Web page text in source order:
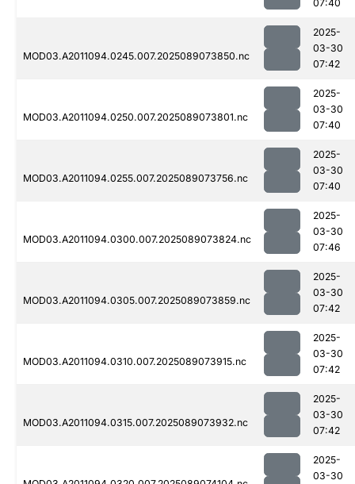
07:40
MOD03.A2011094.0245.007.2025089073850.nc
2025-
03-30
07:42
MOD03.A2011094.0250.007.2025089073801.nc
2025-
03-30
07:40
MOD03.A2011094.0255.007.2025089073756.nc
2025-
03-30
07:40
MOD03.A2011094.0300.007.2025089073824.nc
2025-
03-30
07:46
MOD03.A2011094.0305.007.2025089073859.nc
2025-
03-30
07:42
MOD03.A2011094.0310.007.2025089073915.nc
2025-
03-30
07:42
MOD03.A2011094.0315.007.2025089073932.nc
2025-
03-30
07:42
2025-
03-30